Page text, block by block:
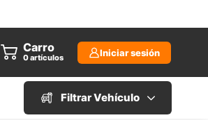
Carro
0artículos Iniciar sesión
Filtrar Vehículo